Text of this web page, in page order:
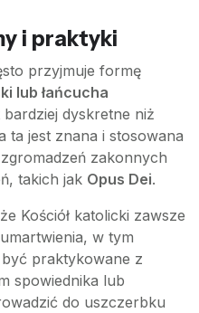
i praktyki
przyjmuje formę
lub łańcucha
dyskretne niż
ta jest znana i stosowana
zakonnych
takich jak Opus Dei.
Kościół katolicki zawsze
w tym
być praktykowane z
spowiednika lub
do uszczerbku